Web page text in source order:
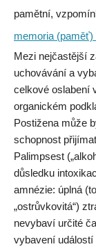
pamětní,
memoria (paměť)
Mezi nejčastější
uchovávání a
celkové oslabení
organickém
Postižena může
schopnost
Palimpsest
důsledku
amnézie: úplná
„ostrůvkovitá“)
nevybaví určité
vybavení